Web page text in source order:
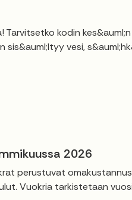
kodin
vesi,
2026
perustuvat
Vuokria tarkistetaan